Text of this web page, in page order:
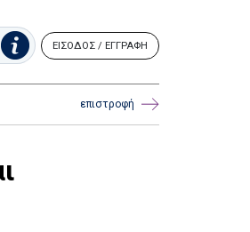
ΕΙΣΟΔΟΣ / ΕΓΓΡΑΦΗ
επιστροφή